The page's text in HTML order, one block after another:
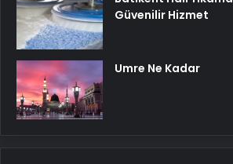
Güvenilir Hizmet
Umre Ne Kadar